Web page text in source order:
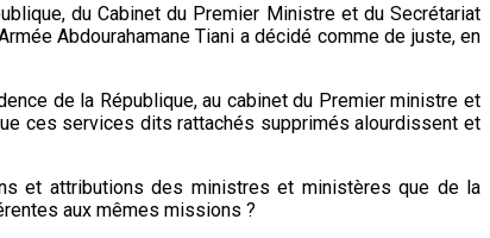
du Cabinet du Premier Ministre et du Secrétariat
Abdourahamane Tiani a décidé comme de juste, en
de la République, au cabinet du Premier ministre et
ces services dits rattachés supprimés alourdissent et
et attributions des ministres et ministères que de la
aux mêmes missions ?